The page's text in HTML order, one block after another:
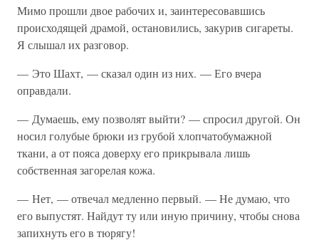
Мимо прошли двое рабочих и, заинтересовавшись
происходящей драмой, остановились, закурив сигареты.
Я слышал их разговор.
— Это Шахт, — сказал один из них. — Его вчера
оправдали.
— Думаешь, ему позволят выйти? — спросил другой. Он
носил голубые брюки из грубой хлопчатобумажной
ткани, а от пояса доверху его прикрывала лишь
собственная загорелая кожа.
— Нет, — отвечал медленно первый. — Не думаю, что
его выпустят. Найдут ту или иную причину, чтобы снова
запихнуть его в тюрягу!